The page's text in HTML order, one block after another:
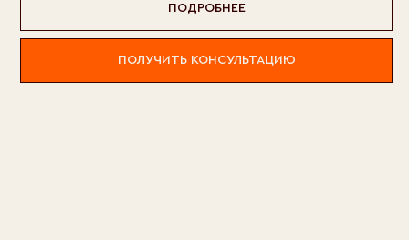
ПОДРОБНЕЕ
ПОЛУЧИТЬ КОНСУЛЬТАЦИЮ